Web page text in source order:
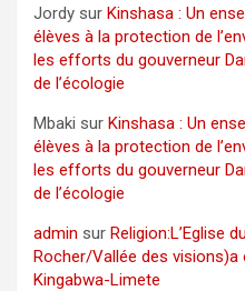
Jordy sur Kinshasa : Un
élèves à la protection de
les efforts du gouverneur
de l’écologie
Mbaki sur Kinshasa : Un
élèves à la protection de
les efforts du gouverneur
de l’écologie
admin sur Religion:L’Eglise
Rocher/Vallée des
Kingabwa-Limete